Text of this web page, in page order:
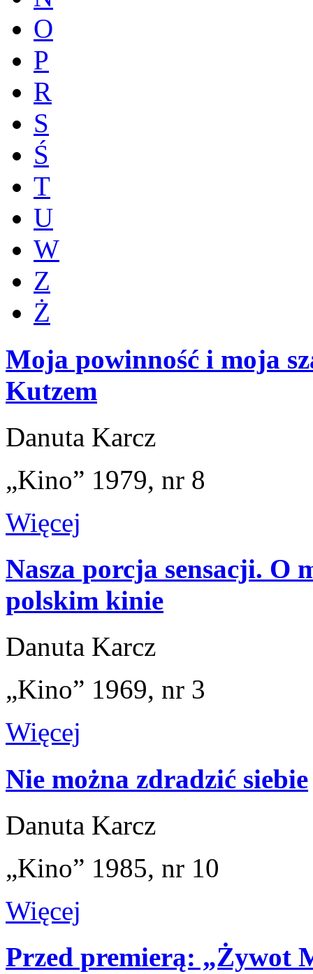
O
P
R
S
Ś
T
U
W
Z
Ż
Moja powinność i moja
Kutzem
Danuta Karcz
„Kino” 1979, nr 8
Więcej
Nasza porcja sensacji.
polskim kinie
Danuta Karcz
„Kino” 1969, nr 3
Więcej
Nie można zdradzić siebie
Danuta Karcz
„Kino” 1985, nr 10
Więcej
Przed premierą: „Żywot